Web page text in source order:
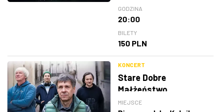
GODZINA
20:00
BILETY
150 PLN
KONCERT
Stare Dobre
Małżeństwo
MIEJSCE